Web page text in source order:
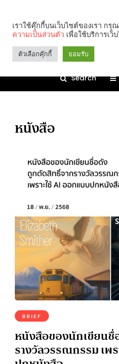
Search
หนังสือ
BRIEF
หนังสือของนักเขียน
รางวัลวรรณกรรม เพ
เราใช้คุ๊กกี้บนเว็บไซต์ของเรา ก
ความเป็นส่วนตัว เพื่อใช้บริการเว็
ตัวเลือกคุ๊กกี้ ยอมรับ